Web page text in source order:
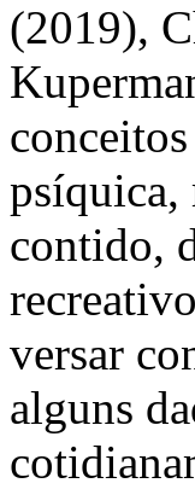
(2019),
psíquica,
contido,
versar
alguns